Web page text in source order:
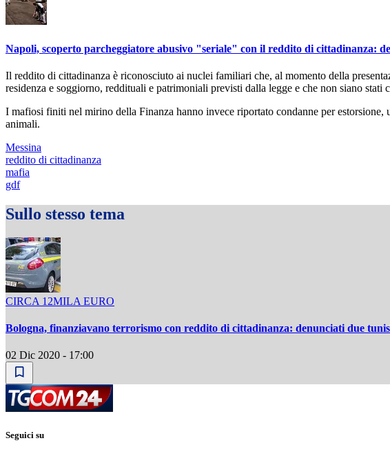
Napoli, scoperto parcheggiatore abusivo "seriale" con il reddito di cittadinanza:
Il reddito di cittadinanza è riconosciuto ai nuclei familiari che, al momento della
residenza e soggiorno, reddituali e patrimoniali previsti dalla legge e che non siano
I mafiosi finiti nel mirino della Finanza hanno invece riportato condanne per
animali.
Messina
reddito di cittadinanza
mafia
gdf
Sullo stesso tema
CIRCA 12MILA EURO
Bologna, finanziavano terrorismo con reddito di cittadinanza: denunciati due
02 Dic 2020 - 17:00
Seguici su